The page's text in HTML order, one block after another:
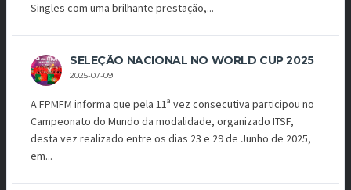
Singles com uma brilhante prestação,...
SELEÇÃO NACIONAL NO WORLD CUP 2025
2025-07-09
A FPMFM informa que pela 11ª vez consecutiva participou no
Campeonato do Mundo da modalidade, organizado ITSF,
desta vez realizado entre os dias 23 e 29 de Junho de 2025,
em...